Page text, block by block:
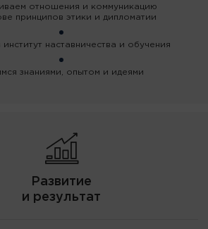
отношения и коммуникацию
принципов этики и дипломатии
институт наставничества и обучения
знаниями, опытом и идеями
Развитие
и результат